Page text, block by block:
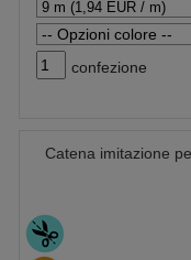
confezione
Catena imitazione